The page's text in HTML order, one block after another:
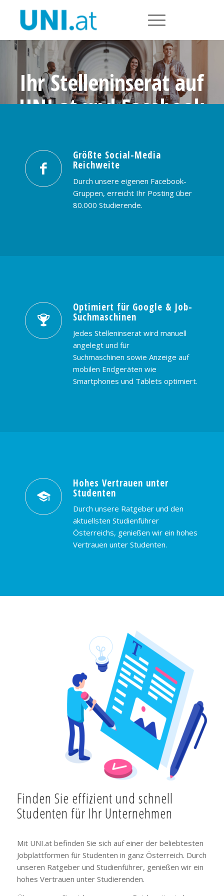
Ihr Stelleninserat auf
UNI.at und Facebook
PREISE & BUCHUNG KONTAKT
Größte Social-Media
Reichweite
Durch unsere eigenen Facebook-
Gruppen, erreicht Ihr Posting über
80.000 Studierende.
Optimiert für Google & Job-
Suchmaschinen
Jedes Stelleninserat wird manuell
angelegt und für
Suchmaschinen sowie Anzeige auf
mobilen Endgeräten wie
Smartphones und Tablets optimiert.
Hohes Vertrauen unter
Studenten
Durch unsere Ratgeber und den
aktuellsten Studienführer
Österreichs, genießen wir ein hohes
Vertrauen unter Studenten.
Finden Sie effizient und schnell
Studenten für Ihr Unternehmen
Mit UNI.at befinden Sie sich auf einer der beliebtesten
Jobplattformen für Studenten in ganz Österreich. Durch
unseren Ratgeber und Studienführer, genießen wir ein
hohes Vertrauen unter Studierenden.